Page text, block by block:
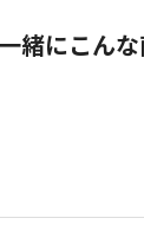
緒にこんな